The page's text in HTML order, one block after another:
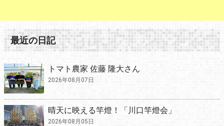
最近の日記
トマト農家 佐藤 隆大さん
2026年08月07日
晴天に映える竿燈！「川口竿燈会」
2026年08月05日